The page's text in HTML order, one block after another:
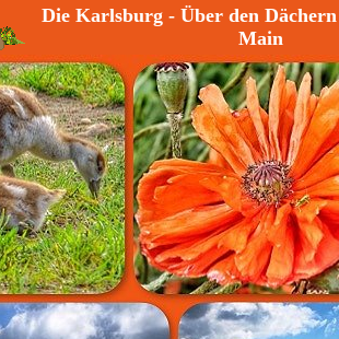
Die Karlsburg - Über den
Main